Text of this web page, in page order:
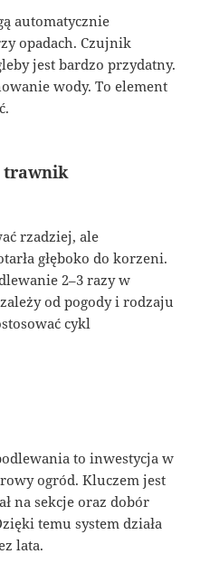
automatycznie
opadach. Czujnik
jest bardzo przydatny.
wody. To element
trawnik
rzadziej, ale
głęboko do korzeni.
2–3 razy w
od pogody i rodzaju
cykl
to inwestycja w
ogród. Kluczem jest
na sekcje oraz dobór
temu system działa
lata.